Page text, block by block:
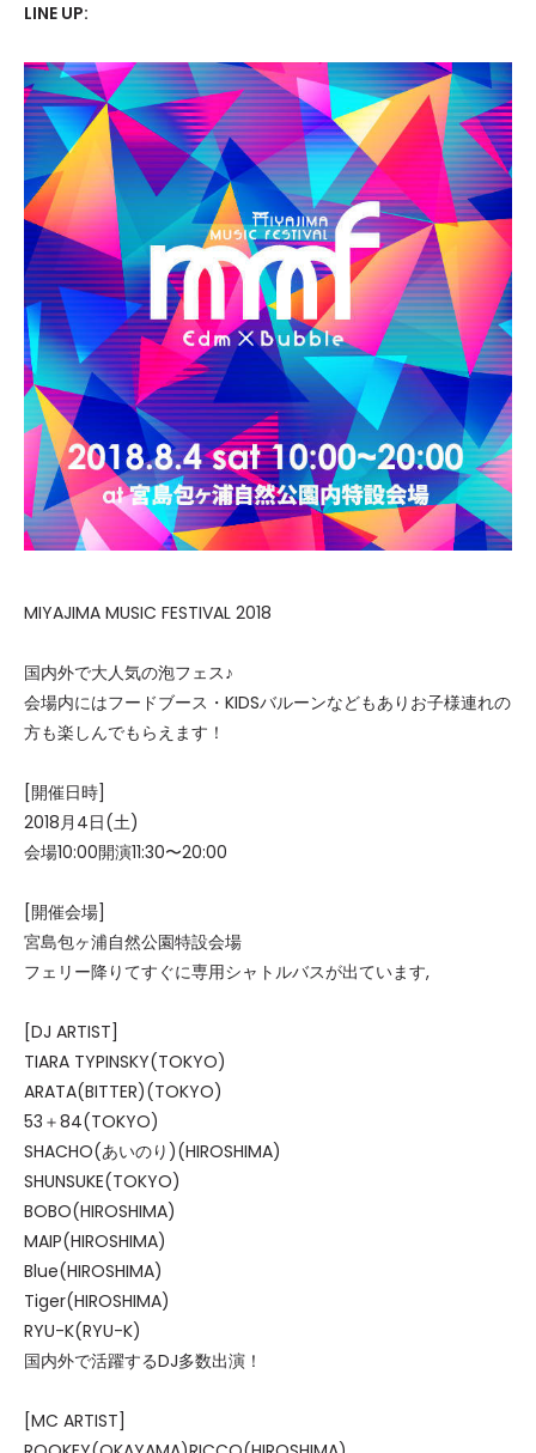
LINE UP:
MIYAJIMA MUSIC FESTIVAL 2018
国内外で大人気の泡フェス♪
会場内にはフードブース・KIDSバルーンなどもありお子様連れの
方も楽しんでもらえます！
[開催日時]
2018月4日(土)
会場10:00開演11:30〜20:00
[開催会場]
宮島包ヶ浦自然公園特設会場
フェリー降りてすぐに専用シャトルバスが出ています,
[DJ ARTIST]
TIARA TYPINSKY(TOKYO)
ARATA(BITTER)(TOKYO)
53＋84(TOKYO)
SHACHO(あいのり)(HIROSHIMA)
SHUNSUKE(TOKYO)
BOBO(HIROSHIMA)
MAIP(HIROSHIMA)
Blue(HIROSHIMA)
Tiger(HIROSHIMA)
RYU-K(RYU-K)
国内外で活躍するDJ多数出演！
[MC ARTIST]